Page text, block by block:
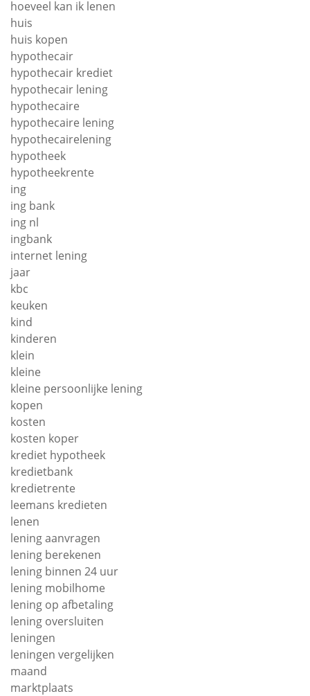
hoeveel kan ik lenen
huis
huis kopen
hypothecair
hypothecair krediet
hypothecair lening
hypothecaire
hypothecaire lening
hypothecairelening
hypotheek
hypotheekrente
ing
ing bank
ing nl
ingbank
internet lening
jaar
kbc
keuken
kind
kinderen
klein
kleine
kleine persoonlijke lening
kopen
kosten
kosten koper
krediet hypotheek
kredietbank
kredietrente
leemans kredieten
lenen
lening aanvragen
lening berekenen
lening binnen 24 uur
lening mobilhome
lening op afbetaling
lening oversluiten
leningen
leningen vergelijken
maand
marktplaats